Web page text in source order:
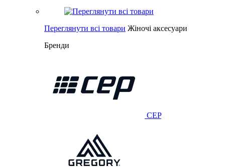
Переглянути всі товари Жіночі аксесуари
Бренди
CEP